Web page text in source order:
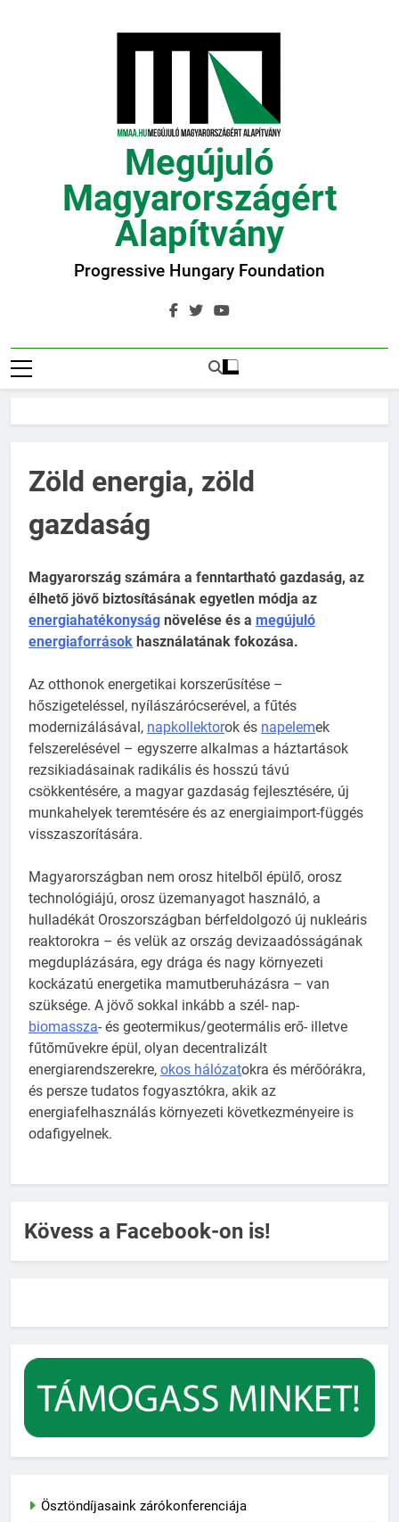
Megújuló
Magyarországért
Alapítvány
Progressive Hungary Foundation
Zöld energia, zöld
gazdaság
Magyarország számára a fenntartható gazdaság, az
élhető jövő biztosításának egyetlen módja az
energiahatékonyság növelése és a megújuló
energiaforrások használatának fokozása.
Az otthonok energetikai korszerűsítése –
hőszigeteléssel, nyílászárócserével, a fűtés
modernizálásával, napkollektorok és napelemek
felszerelésével – egyszerre alkalmas a háztartások
rezsikiadásainak radikális és hosszú távú
csökkentésére, a magyar gazdaság fejlesztésére, új
munkahelyek teremtésére és az energiaimport-függés
visszaszorítására.
Magyarországban nem orosz hitelből épülő, orosz
technológiájú, orosz üzemanyagot használó, a
hulladékát Oroszországban bérfeldolgozó új nukleáris
reaktorokra – és velük az ország devizaadósságának
megduplázására, egy drága és nagy környezeti
kockázatú energetika mamutberuházásra – van
szüksége. A jövő sokkal inkább a szél- nap-
biomassza- és geotermikus/geotermális erő- illetve
fűtőművekre épül, olyan decentralizált
energiarendszerekre, okos hálózatokra és mérőórákra,
és persze tudatos fogyasztókra, akik az
energiafelhasználás környezeti következményeire is
odafigyelnek.
Kövess a Facebook-on is!
Ösztöndíjasaink zárókonferenciája